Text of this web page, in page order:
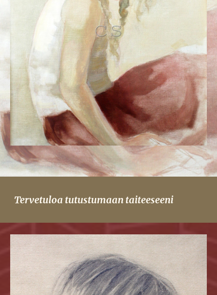
Tervetuloa tutustumaan taiteeseeni